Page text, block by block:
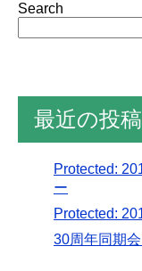
Search
最近の投稿
Protected:
ー
Protected:
30周年同期